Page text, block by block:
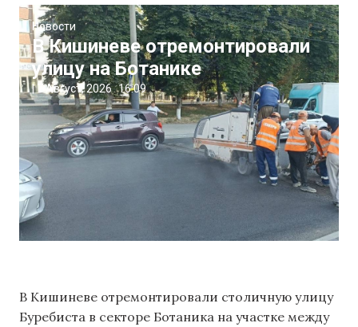
Новости
В Кишиневе отремонтировали
улицу на Ботанике
|7 Август, 2026 16:09
В Кишиневе отремонтировали столичную улицу
Буребиста в секторе Ботаника на участке между